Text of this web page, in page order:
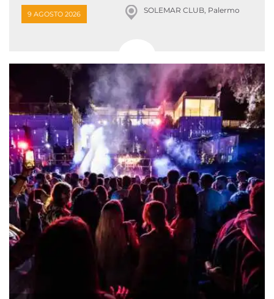
9 AGOSTO 2026 SOLEMAR CLUB, Palermo